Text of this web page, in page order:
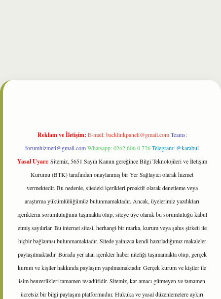
Reklam ve İletişim: E-mail:backlinkpaneli@gmail.com Teams:
forumhizmeti@gmail.comWhatsapp: 0262 606 0 726Telegram: @karabul
Yasal Uyarı: Sitemiz, 5651 Sayılı Kanun gereğince Bilgi Teknolojileri ve İletişim
Kurumu (BTK) tarafından onaylanmış bir Yer Sağlayıcı olarak hizmet
vermektedir. Bu nedenle, sitedeki içerikleri proaktif olarak denetleme veya
araştırma yükümlülüğümüz bulunmamaktadır. Ancak, üyelerimiz yazdıkları
içeriklerin sorumluluğunu taşımakta olup, siteye üye olarak bu sorumluluğu kabul
etmiş sayılırlar. Bu internet sitesi, herhangi bir marka, kurum veya şahıs şirketi ile
hiçbir bağlantısı bulunmamaktadır. Sitede yalnızca kendi hazırladığımız makaleler
paylaşılmaktadır. Burada yer alan içerikler haber niteliği taşımamakta olup, gerçek
kurum ve kişiler hakkında paylaşım yapılmamaktadır. Gerçek kurum ve kişiler ile
isim benzerlikleri tamamen tesadüfidir. Sitemiz, kar amacı gütmeyen ve tamamen
ücretsiz bir bilgi paylaşım platformudur. Hukuka ve yasal düzenlemelere aykırı